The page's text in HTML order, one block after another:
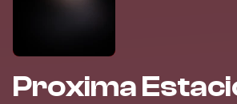
Proxima